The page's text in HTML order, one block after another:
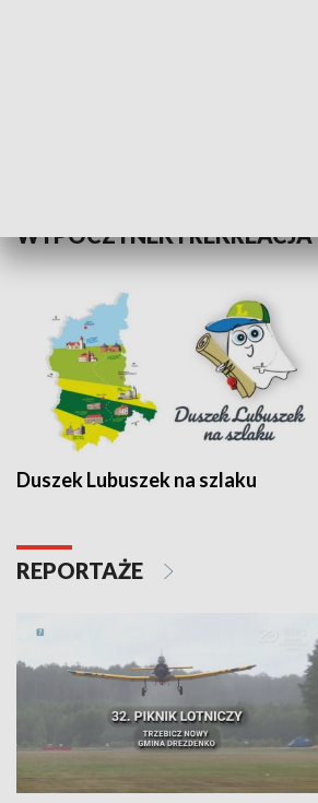
WYPOCZYNEK I REKREACJA
Duszek Lubuszek na szlaku
REPORTAŻE